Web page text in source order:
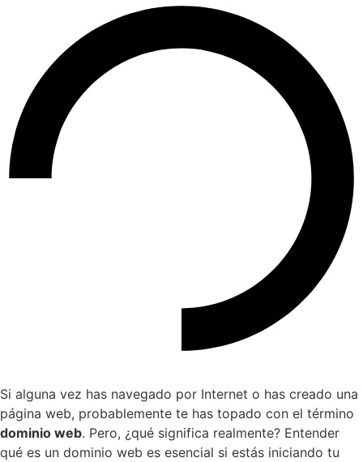
Si alguna vez has navegado por Internet o has creado una
página web, probablemente te has topado con el término
dominio web. Pero, ¿qué significa realmente? Entender
qué es un dominio web es esencial si estás iniciando tu